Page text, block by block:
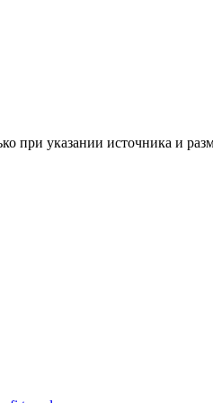
при указании источника и